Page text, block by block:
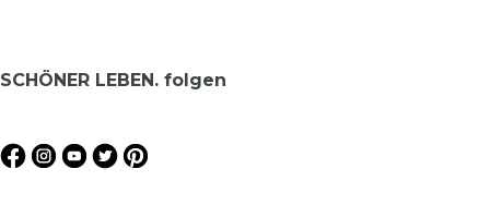
SCHÖNER LEBEN. folgen